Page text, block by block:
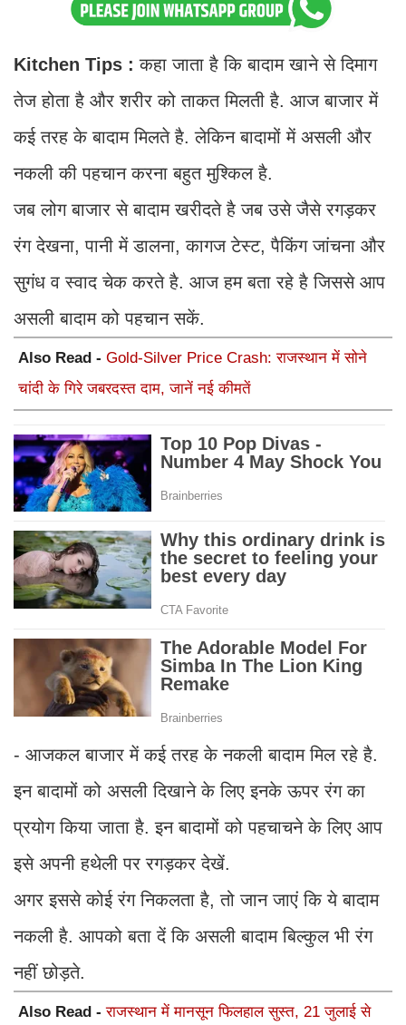
Kitchen Tips : कहा जाता है कि बादाम खाने से दिमाग
तेज होता है और शरीर को ताकत मिलती है. आज बाजार में
कई तरह के बादाम मिलते है. लेकिन बादामों में असली और
नकली की पहचान करना बहुत मुश्किल है.
जब लोग बाजार से बादाम खरीदते है जब उसे जैसे रगड़कर
रंग देखना, पानी में डालना, कागज टेस्ट, पैकिंग जांचना और
सुगंध व स्वाद चेक करते है. आज हम बता रहे है जिससे आप
असली बादाम को पहचान सकें.
Also Read - Gold-Silver Price Crash: राजस्थान में सोने
चांदी के गिरे जबरदस्त दाम, जानें नई कीमतें
- आजकल बाजार में कई तरह के नकली बादाम मिल रहे है.
इन बादामों को असली दिखाने के लिए इनके ऊपर रंग का
प्रयोग किया जाता है. इन बादामों को पहचाचने के लिए आप
इसे अपनी हथेली पर रगड़कर देखें.
अगर इससे कोई रंग निकलता है, तो जान जाएं कि ये बादाम
नकली है. आपको बता दें कि असली बादाम बिल्कुल भी रंग
नहीं छोड़ते.
Also Read -राजस्थान में मानसून फिलहाल सुस्त, 21 जुलाई से